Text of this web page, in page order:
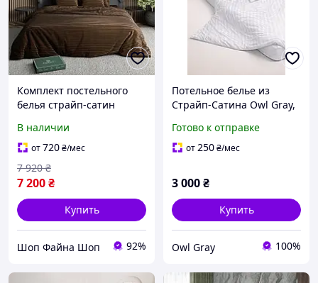
Комплект постельного
белья страйп-сатин
шоколадный (детский)
Шоколадный
В наличии
от720₴/мес
7 200₴
7 920 ₴
Купить
Шоп Файна Шоп 92%
Потельное белье из
Страйп-Сатина Owl Gray,
Готово к отправке
от250₴/мес
3 000₴
Купить
Owl Gray 100%